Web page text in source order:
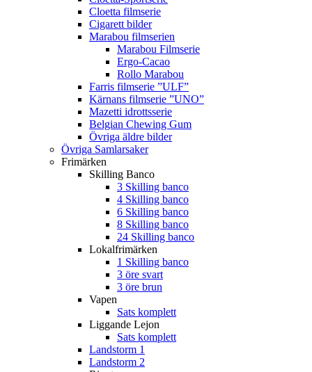
Cloetta filmserie
Cigarett bilder
Marabou filmserien
Marabou Filmserie
Ergo-Cacao
Rollo Marabou
Farris filmserie ”ULF”
Kärnans filmserie ”UNO”
Mazetti idrottsserie
Belgian Chewing Gum
Övriga äldre bilder
Övriga Samlarsaker
Frimärken
Skilling Banco
3 Skilling banco
4 Skilling banco
6 Skilling banco
8 Skilling banco
24 Skilling banco
Lokalfrimärken
1 Skilling banco
3 öre svart
3 öre brun
Vapen
Sats komplett
Liggande Lejon
Sats komplett
Landstorm 1
Landstorm 2